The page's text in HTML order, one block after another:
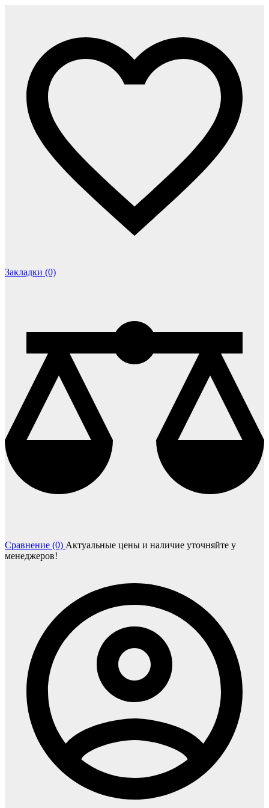
Закладки (0)
Сравнение (0) Актуальные цены и наличие уточняйте у
менеджеров!